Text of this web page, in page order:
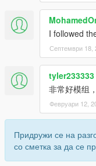
I followed
Септември 18,
tyler233333
非常好模组
Февруари 12,
Придружи се на
со сметка за да се